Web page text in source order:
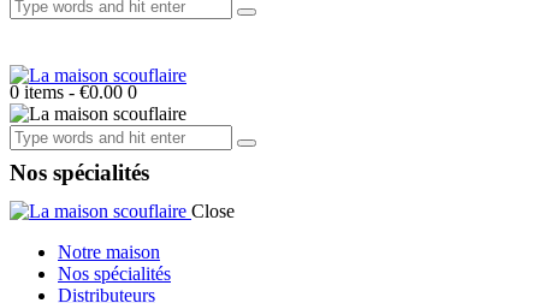
0 items - €0.00 0
Nos spécialités
Close
Notre maison
Nos spécialités
Distributeurs